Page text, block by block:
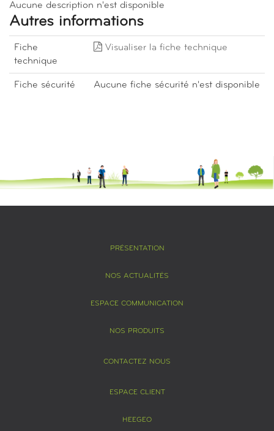
Aucune description n'est disponible
Autres informations
Fiche
technique
Visualiser la fiche technique
Fiche sécurité Aucune fiche sécurité n'est disponible
PRÉSENTATION
NOS ACTUALITÉS
ESPACE COMMUNICATION
NOS PRODUITS
CONTACTEZ NOUS
ESPACE CLIENT
HEEGEO